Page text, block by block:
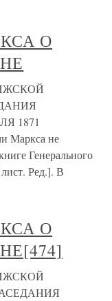
О
1871
Маркса не
Генерального
Ред.]. В
О